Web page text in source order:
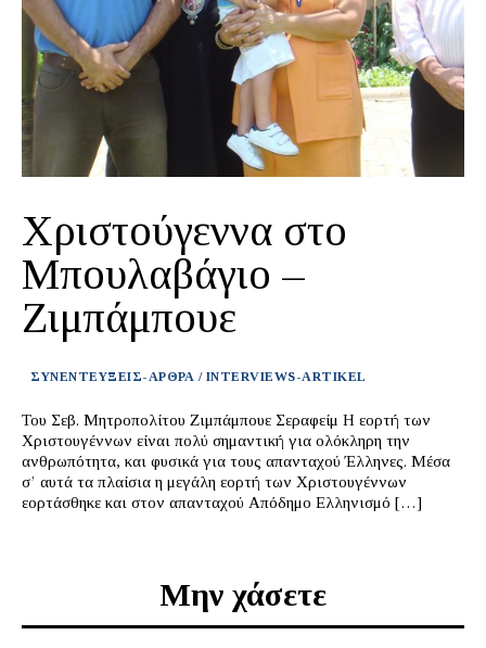
Χριστούγεννα στο
Μπουλαβάγιο –
Ζιμπάμπουε
ΣΥΝΕΝΤΕΥΞΕΙΣ-ΑΡΘΡΑ / INTERVIEWS-ARTIKEL
Του Σεβ. Μητροπολίτου Ζιμπάμπουε Σεραφείμ Η εορτή των
Χριστουγέννων είναι πολύ σημαντική για ολόκληρη την
ανθρωπότητα, και φυσικά για τους απανταχού Έλληνες. Μέσα
σ’ αυτά τα πλαίσια η μεγάλη εορτή των Χριστουγέννων
εορτάσθηκε και στον απανταχού Απόδημο Ελληνισμό […]
Μην χάσετε